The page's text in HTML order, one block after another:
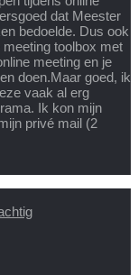
dat Meester
bedoelde. Dus ook
toolbox met
meeting en je
doen.Maar goed, ik
vaak al erg
Ik kon mijn
privé mail (2